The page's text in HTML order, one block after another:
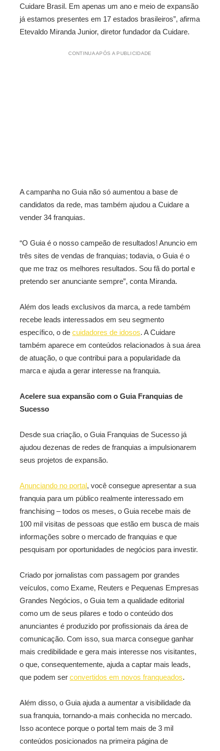
Cuidare Brasil. Em apenas um ano e meio de expansão
já estamos presentes em 17 estados brasileiros”, afirma
Etevaldo Miranda Junior, diretor fundador da Cuidare.
CONTINUA APÓS A PUBLICIDADE
A campanha no Guia não só aumentou a base de
candidatos da rede, mas também ajudou a Cuidare a
vender 34 franquias.
“O Guia é o nosso campeão de resultados! Anuncio em
três sites de vendas de franquias; todavia, o Guia é o
que me traz os melhores resultados. Sou fã do portal e
pretendo ser anunciante sempre”, conta Miranda.
Além dos leads exclusivos da marca, a rede também
recebe leads interessados em seu segmento
específico, o de cuidadores de idosos. A Cuidare
também aparece em conteúdos relacionados à sua área
de atuação, o que contribui para a popularidade da
marca e ajuda a gerar interesse na franquia.
Acelere sua expansão com o Guia Franquias de
Sucesso
Desde sua criação, o Guia Franquias de Sucesso já
ajudou dezenas de redes de franquias a impulsionarem
seus projetos de expansão.
Anunciando no portal, você consegue apresentar a sua
franquia para um público realmente interessado em
franchising – todos os meses, o Guia recebe mais de
100 mil visitas de pessoas que estão em busca de mais
informações sobre o mercado de franquias e que
pesquisam por oportunidades de negócios para investir.
Criado por jornalistas com passagem por grandes
veículos, como Exame, Reuters e Pequenas Empresas
Grandes Negócios, o Guia tem a qualidade editorial
como um de seus pilares e todo o conteúdo dos
anunciantes é produzido por profissionais da área de
comunicação. Com isso, sua marca consegue ganhar
mais credibilidade e gera mais interesse nos visitantes,
o que, consequentemente, ajuda a captar mais leads,
que podem ser convertidos em novos franqueados.
Além disso, o Guia ajuda a aumentar a visibilidade da
sua franquia, tornando-a mais conhecida no mercado.
Isso acontece porque o portal tem mais de 3 mil
conteúdos posicionados na primeira página de